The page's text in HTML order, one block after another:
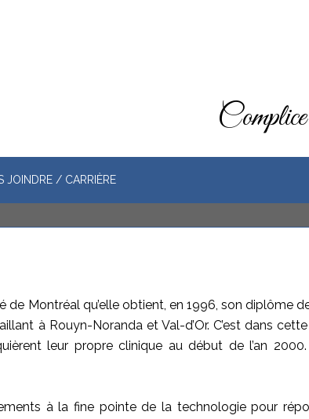
JOINDRE / CARRIÈRE
de Montréal qu’elle obtient, en 1996, son diplôme
à Rouyn-Noranda et Val-d’Or. C’est dans
leur propre clinique au début de l’an
à la fine pointe de la technologie pour